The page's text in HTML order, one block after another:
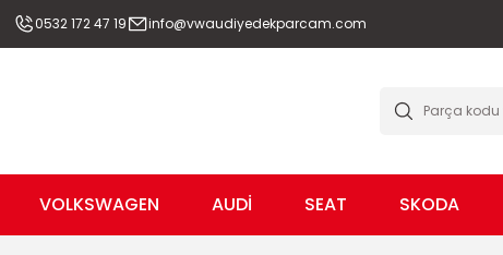
0532 172 47 19 info@vwaudiyedekparcam.com
VOLKSWAGEN AUDİ SEAT SKODA